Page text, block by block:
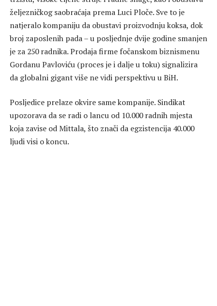
željezničkog saobraćaja prema Luci Ploče. Sve to je
natjeralo kompaniju da obustavi proizvodnju koksa, dok
broj zaposlenih pada – u posljednje dvije godine smanjen
je za 250 radnika. Prodaja firme fočanskom biznismenu
Gordanu Pavloviću (proces je i dalje u toku) signalizira
da globalni gigant više ne vidi perspektivu u BiH.
Posljedice prelaze okvire same kompanije. Sindikat
upozorava da se radi o lancu od 10.000 radnih mjesta
koja zavise od Mittala, što znači da egzistencija 40.000
ljudi visi o koncu.